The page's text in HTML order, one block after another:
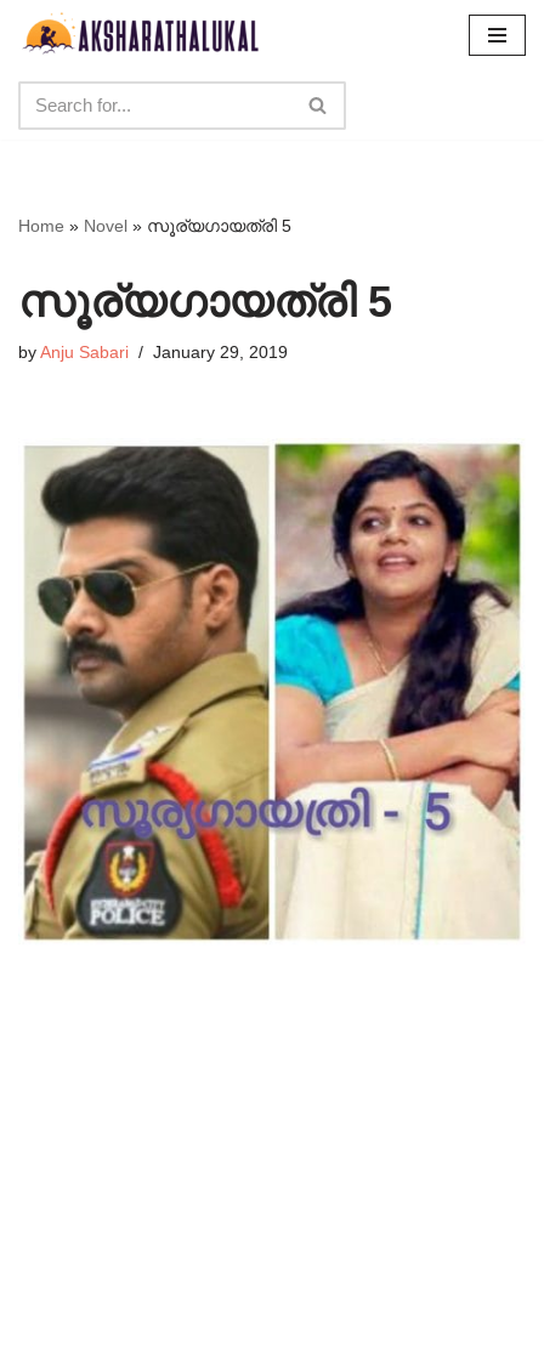
content
Home » Novel » സൂര്യഗായത്രി 5
സൂര്യഗായത്രി 5
by Anju Sabari January 29, 2019